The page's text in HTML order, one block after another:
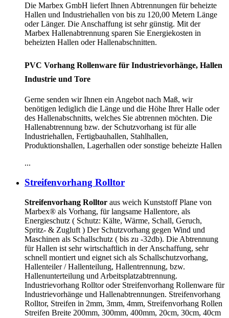
Die Marbex GmbH liefert Ihnen Abtrennungen für beheizte
Hallen und Industriehallen von bis zu 120,00 Metern Länge
oder Länger. Die Anschaffung ist sehr günstig. Mit der
Marbex Hallenabtrennung sparen Sie Energiekosten in
beheizten Hallen oder Hallenabschnitten.
PVC Vorhang Rollenware für Industrievorhänge, Hallen
Industrie und Tore
Gerne senden wir Ihnen ein Angebot nach Maß, wir
benötigen lediglich die Länge und die Höhe Ihrer Halle oder
des Hallenabschnitts, welches Sie abtrennen möchten. Die
Hallenabtrennung bzw. der Schutzvorhang ist für alle
Industriehallen, Fertigbauhallen, Stahlhallen,
Produktionshallen, Lagerhallen oder sonstige beheizte Hallen
...
Streifenvorhang Rolltor
Streifenvorhang Rolltor aus weich Kunststoff Plane von
Marbex® als Vorhang, für langsame Hallentore, als
Energieschutz ( Schutz: Kälte, Wärme, Schall, Geruch,
Spritz- & Zugluft ) Der Schutzvorhang gegen Wind und
Maschinen als Schallschutz ( bis zu -32db). Die Abtrennung
für Hallen ist sehr wirtschaftlich in der Anschaffung, sehr
schnell montiert und eignet sich als Schallschutzvorhang,
Hallenteiler /Hallenteilung, Hallentrennung, bzw.
Hallenunterteilung und Arbeitsplatzabtrennung.
Industrievorhang Rolltor oder Streifenvorhang Rollenware für
Industrievorhänge und Hallenabtrennungen. Streifenvorhang
Rolltor, Streifen in 2mm, 3mm, 4mm, Streifenvorhang Rollen
Streifen Breite 200mm, 300mm, 400mm, 20cm, 30cm, 40cm